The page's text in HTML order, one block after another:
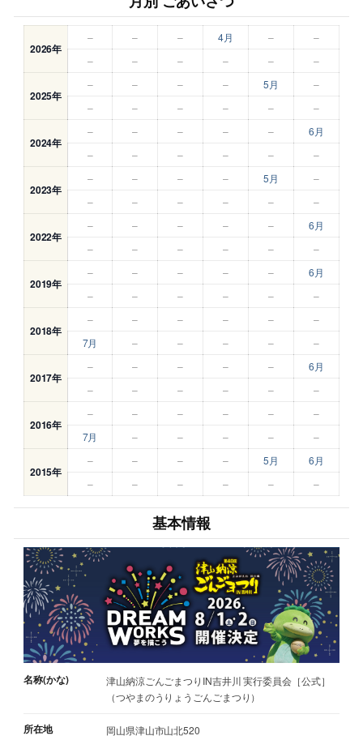
2026年
– – – 4月 –
–
–
– – – – –
2025年
– – – – 5月
–
–
– – – – –
2024年
– – – – –
6月
–
– – – – –
2023年
– – – – 5月
–
–
– – – – –
2022年
– – – – –
6月
–
– – – – –
2019年
– – – – –
6月
–
– – – – –
2018年
– – – – –
–
7月
– – – – –
2017年
– – – – –
6月
–
– – – – –
2016年
– – – – –
–
7月
– – – – –
2015年
– – – – 5月
6月
–
– – – – –
基本情報
名称(かな)
津山納涼ごんごまつりIN吉井川 実行委員会［公式］
（つやまのうりょうごんごまつり）
所在地 岡山県津山市山北520